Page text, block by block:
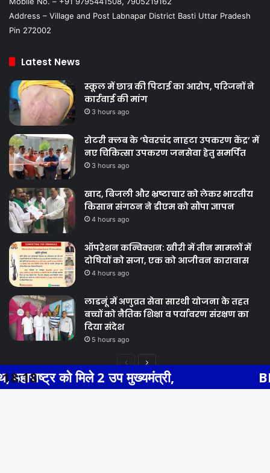
Address – Village and Post Labnapar District Basti Uttar Pradesh
Pin 272002
Latest News
स्कूल में छात्र की पिटाई का आरोप, परिजनों ने
कार्रवाई की मांग
3 hours ago
रोटरी क्लब के ‘घेवरचंद नाहटा उपकरण केंद्र’ में
नए चिकित्सा उपकरण जनसेवा हेतु समर्पित
3 hours ago
खाद, बिजली और भ्रष्टाचार को लेकर भारतीय
किसान संगठन ने डीएम को सौंपा ज्ञापन
4 hours ago
ऑपरेशन कन्विक्शन: खीरी में तीन मामलों में
दोषियों को सजा, एक को आजीवन कारावास
4 hours ago
लाडनूं में अणुव्रत सेवा सारथी योजना के तहत
बच्चों को नैतिक शिक्षा व पर्यावरण संरक्षण का
दिया संदेश
5 hours ago
Previous
page
Next
page
Facebook Twitter WhatsApp Telegram
2 उप मुख्यमंत्री, BHIWADI
18:18